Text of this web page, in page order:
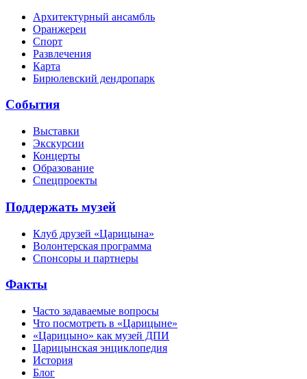
Архитектурный ансамбль
Оранжереи
Спорт
Развлечения
Карта
Бирюлевский дендропарк
События
Выставки
Экскурсии
Концерты
Образование
Спецпроекты
Поддержать музей
Клуб друзей «Царицына»
Волонтерская программа
Спонсоры и партнеры
Факты
Часто задаваемые вопросы
Что посмотреть в «Царицыне»
«Царицыно» как музей ДПИ
Царицынская энциклопедия
История
Блог